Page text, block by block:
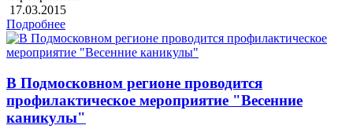
17.03.2015
Подробнее
В Подмосковном регионе проводится
профилактическое мероприятие "Весенние
каникулы"